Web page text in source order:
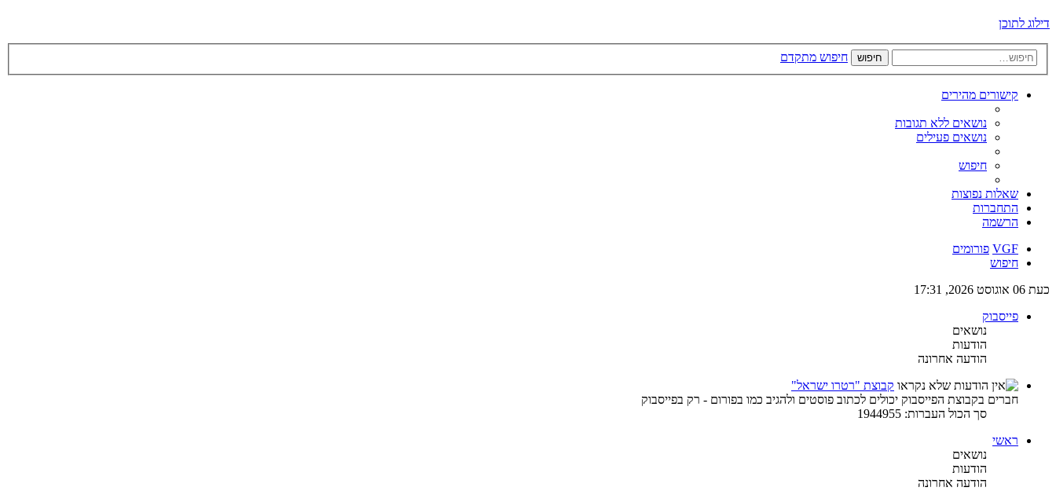
דילוג לתוכן
חיפוש חיפוש מתקדם
קישורים מהירים
נושאים ללא תגובות
נושאים פעילים
חיפוש
שאלות נפוצות
התחברות
הרשמה
VGF פורומים
חיפוש
כעת 06 אוגוסט 2026, 17:31
פייסבוק
נושאים
הודעות
הודעה אחרונה
קבוצת "רטרו ישראל"
חברים בקבוצת הפייסבוק יכולים לכתוב פוסטים ולהגיב כמו בפורום - רק בפייסבוק
סך הכול העברות: 1944955
ראשי
נושאים
הודעות
הודעה אחרונה